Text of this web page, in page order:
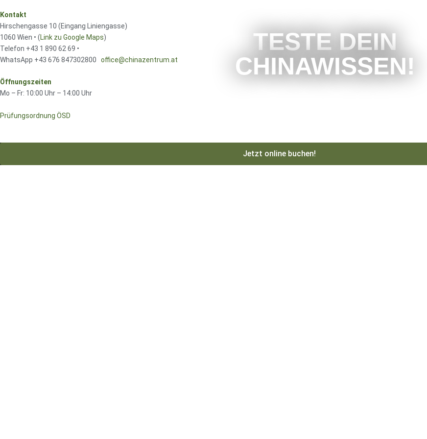
Kontakt
Hirschengasse 10 (Eingang Liniengasse)
1060 Wien • (Link zu Google Maps)
Telefon +43 1 890 62 69 •
WhatsApp +43 676 847302800 office@chinazentrum.at
Öffnungszeiten
Mo – Fr: 10:00 Uhr – 14:00 Uhr
Prüfungsordnung ÖSD
Jetzt online buchen!
TESTE DEIN
CHINAWISSEN!